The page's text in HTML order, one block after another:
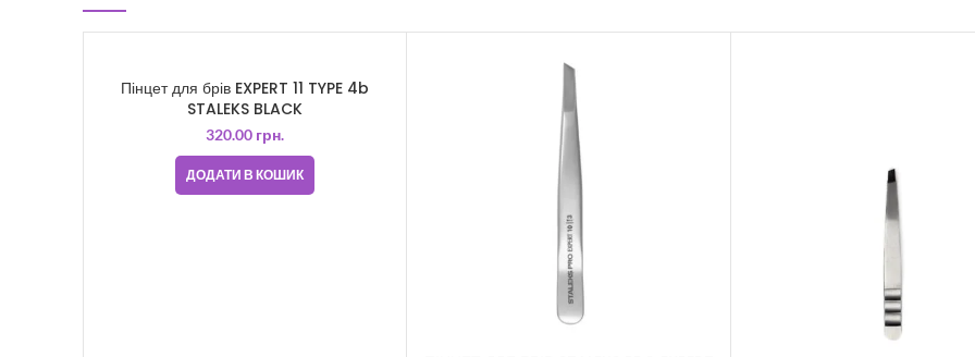
Пінцет для брів EXPERT 11 TYPE 4b
STALEKS BLACK
320.00 грн.
ДОДАТИ В КОШИК